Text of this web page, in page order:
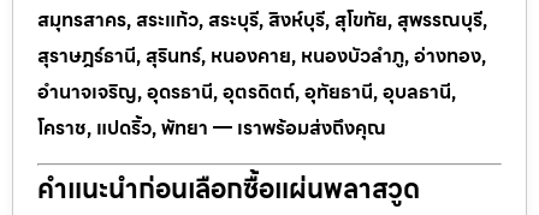
สมุทรสาคร, สระแก้ว, สระบุรี, สิงห์บุรี, สุโขทัย, สุพรรณบุรี,
สุราษฎร์ธานี, สุรินทร์, หนองคาย, หนองบัวลำภู, อ่างทอง,
อำนาจเจริญ, อุดรธานี, อุตรดิตถ์, อุทัยธานี, อุบลธานี,
โคราช, แปดริ้ว, พัทยา — เราพร้อมส่งถึงคุณ
คำแนะนำก่อนเลือกซื้อแผ่นพลาสวูด